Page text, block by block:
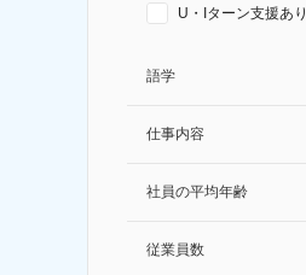
U・Iターン支援あり
語学
仕事内容
社員の平均年齢
従業員数